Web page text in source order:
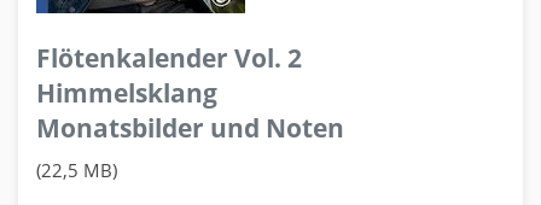
Flötenkalender Vol. 2
Himmelsklang
Monatsbilder und Noten
(22,5 MB)